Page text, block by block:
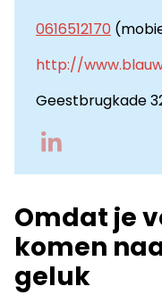
0616512170
http://
Geestbrugkade
Omdat je
komen
geluk